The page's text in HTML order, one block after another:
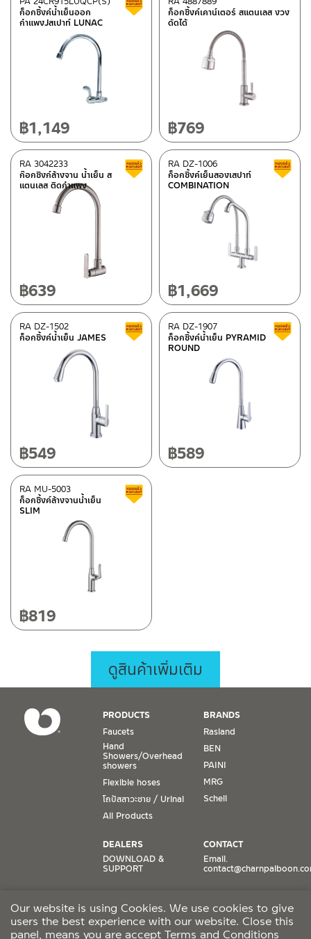
ก็อกซิ้งค์น้ำเย็นออก
กำแพงJสเปาท์ LUNAC
฿1,149
ก็อกซิ้งค์เคาน์เตอร์ สแตนเลส งวง
ดัดได้
฿769
ก๊อกซิงก์ล้างจาน น้ำเย็น ส
แตนเลส ติดกำแพง
RA 3042233 Clearance sale
฿639
ก็อกซิ้งค์เย็นสองเสปาท์
COMBINATION
RA DZ-1006
฿1,669
ก็อกซิ้งค์น้ำเย็น JAMES
RA DZ-1502 Clearance sale
฿549
ก็อกซิ้งค์น้ำเย็น PYRAMID
ROUND
RA DZ-1907
฿589
ก็อกซิ้งค์ล้างจานน้ำเย็น
SLIM
RA MU-5003
฿819
ดูสินค้าเพิ่มเติม
PRODUCTS
Faucets
Hand
Showers/Overhead
showers
Flexible hoses
โถปัสสาวะชาย / Urinal
All Products
BRANDS
Rasland
BEN
PAINI
MRG
Schell
DEALERS
DOWNLOAD &
SUPPORT
Lazada
Shopee
CONTACT
Email.
TikTok
Facebook
Our website is using Cookies. We use cookies to give
users the best experience with our website. Close this
panel, means you are accept Terms and Conditions